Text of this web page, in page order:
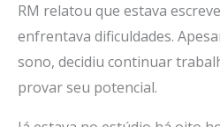
RM relatou que estava
enfrentava dificuldades.
sono, decidiu continuar
provar seu potencial.